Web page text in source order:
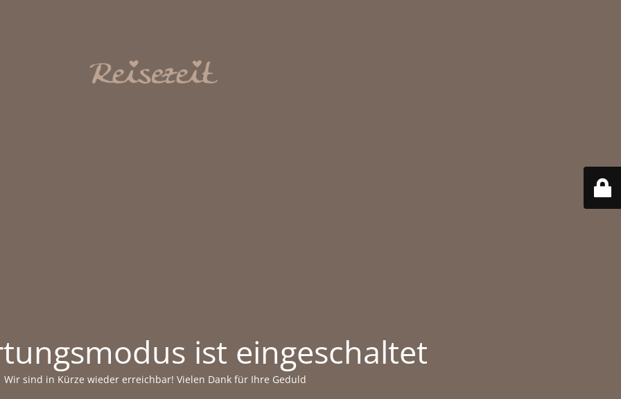
ist eingeschaltet
Wir sind in Kürze wieder erreichbar! Vielen Dank für Ihre Geduld